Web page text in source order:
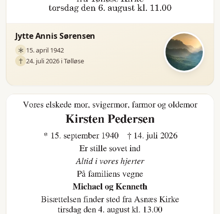
Jytte Annis Sørensen
15. april 1942
24. juli 2026 i Tølløse